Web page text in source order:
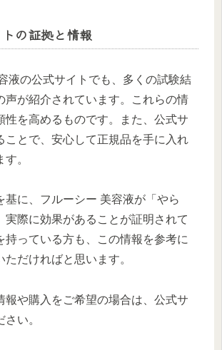
の証拠と情報
液の公式サイトでも、多くの試験結
声が紹介されています。これらの情
性を高めるものです。また、公式サ
ことで、安心して正規品を手に入れ
。
基に、フルーシー 美容液が「やら
実際に効果があることが証明されて
持っている方も、この情報を参考に
ただければと思います。
報や購入をご希望の場合は、公式サ
い。